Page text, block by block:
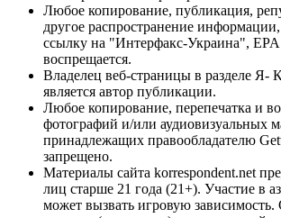
Любое копирование, публикация,
другое распространение
ссылку на "Интерфакс-Украина", EPA
воспрещается.
Владелец веб-страницы в разделе Я-
является автор публикации.
Любое копирование, перепечатка и
фотографий и/или аудиовизуальных
принадлежащих правообладателю
запрещено.
Материалы сайта korrespondent.net
лиц старше 21 года (21+). Участие в
может вызвать игровую